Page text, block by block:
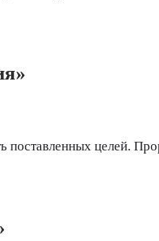
целей.